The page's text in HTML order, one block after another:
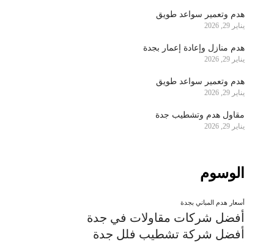
هدم وتعمير سواعد طويق
يناير 29, 2026
هدم منازل وإعادة إعمار بجدة
يناير 29, 2026
هدم وتعمير سواعد طويق
يناير 29, 2026
مقاول هدم وتشطيب جدة
يناير 29, 2026
الوسوم
أسعار هدم المباني بجدة
أفضل شركات مقاولات في جدة
أفضل شركة تشطيب فلل جدة